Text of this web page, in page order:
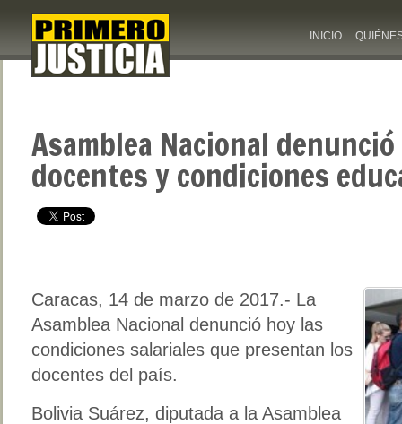
INICIO
Asamblea Nacional
docentes y condiciones
Caracas, 14 de marzo de 2017.- La
Asamblea Nacional denunció hoy las
condiciones salariales que presentan los
docentes del país.
Bolivia Suárez, diputada a la Asamblea